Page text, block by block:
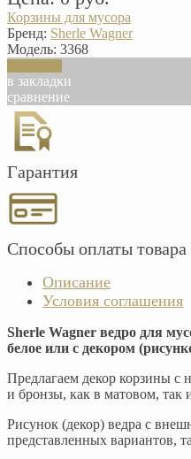
Корзины для мусора
Бренд: Sherle Wagner
Модель: 3368
в закладки
сравнение
Гарантия
Способы оплаты товара
Описание
Условия соглашения
Sherle Wagner ведро для
белое или с декором
Предлагаем декор корзины с
и бронзы, как в матовом, так
Рисунок (декор) ведра с
представленных вариантов,